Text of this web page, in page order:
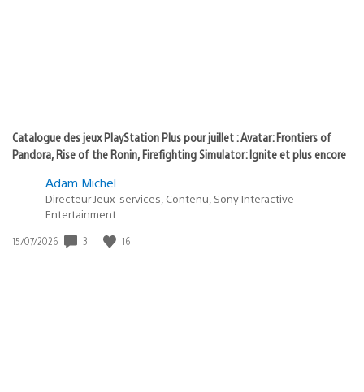
Catalogue des jeux PlayStation Plus pour juillet : Avatar: Frontiers of
Pandora, Rise of the Ronin, Firefighting Simulator: Ignite et plus encore
Adam Michel
Directeur Jeux-services, Contenu, Sony Interactive
Entertainment
Date
15/07/2026 3 16